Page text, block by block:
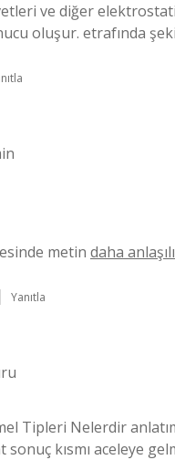
ve diğer
oluşur. etrafında
metin daha
Yanıtla
Tipleri Nelerdir
kısmı aceleye